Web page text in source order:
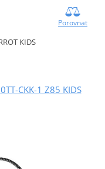
Porovnat
KIDS
CKK-1 Z85 KIDS